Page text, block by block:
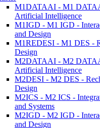
M1DATAAI - M1
Artificial Intelligence
M1IGD - M1 IGD -
and Design
M1REDESI - M1 DES -
Design
M2DATAAI - M2
Artificial Intelligence
M2DESI - M2 DES -
Design
M2ICS - M2 ICS -
and Systems
M2IGD - M2 IGD -
and Design